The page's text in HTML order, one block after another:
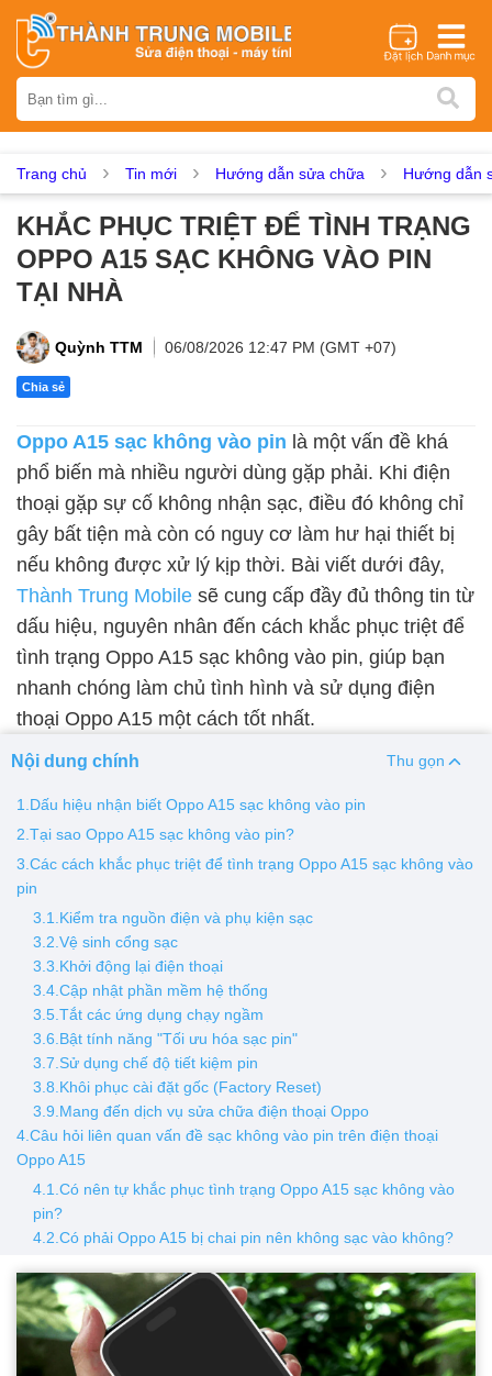
iPhone Samsung Oppo Xiaomi Realme Vivo
Nokia
Asus Sony Vertu LG Tecno
Dịch vụ sửa chữa
Thay màn hình
Thay mic Thay rung Thay main Unlock - Mở Khoá
Màn hình Vsmart Màn hình Google Pixel
Thay pin
Pin iPhone Pin Samsumg Pin Oppo Pin Xiaomi
Pin Realme
Thay vỏ
Vỏ iPhone Vỏ Samsung Vỏ Xiaomi Vỏ Oppo
Vỏ Huawei Vỏ Vivo
Trang chủ Tin mới Hướng dẫn sửa chữa Hướng dẫn
KHẮC PHỤC TRIỆT ĐỂ TÌNH TRẠNG
OPPO A15 SẠC KHÔNG VÀO PIN
TẠI NHÀ
Quỳnh TTM 06/08/2026 12:47 PM (GMT +07)
Chia sẻ
Oppo A15 sạc không vào pin là một vấn đề khá
phổ biến mà nhiều người dùng gặp phải. Khi điện
thoại gặp sự cố không nhận sạc, điều đó không chỉ
gây bất tiện mà còn có nguy cơ làm hư hại thiết bị
nếu không được xử lý kịp thời. Bài viết dưới đây,
Thành Trung Mobile sẽ cung cấp đầy đủ thông tin từ
dấu hiệu, nguyên nhân đến cách khắc phục triệt để
tình trạng Oppo A15 sạc không vào pin, giúp bạn
nhanh chóng làm chủ tình hình và sử dụng điện
thoại Oppo A15 một cách tốt nhất.
Nội dung chính Thu gọn
1.Dấu hiệu nhận biết Oppo A15 sạc không vào pin
2.Tại sao Oppo A15 sạc không vào pin?
3.Các cách khắc phục triệt để tình trạng Oppo A15 sạc không vào
pin
3.1.Kiểm tra nguồn điện và phụ kiện sạc
3.2.Vệ sinh cổng sạc
3.3.Khởi động lại điện thoại
3.4.Cập nhật phần mềm hệ thống
3.5.Tắt các ứng dụng chạy ngầm
3.6.Bật tính năng "Tối ưu hóa sạc pin"
3.7.Sử dụng chế độ tiết kiệm pin
3.8.Khôi phục cài đặt gốc (Factory Reset)
3.9.Mang đến dịch vụ sửa chữa điện thoại Oppo
4.Câu hỏi liên quan vấn đề sạc không vào pin trên điện thoại
Oppo A15
4.1.Có nên tự khắc phục tình trạng Oppo A15 sạc không vào
pin?
4.2.Có phải Oppo A15 bị chai pin nên không sạc vào không?